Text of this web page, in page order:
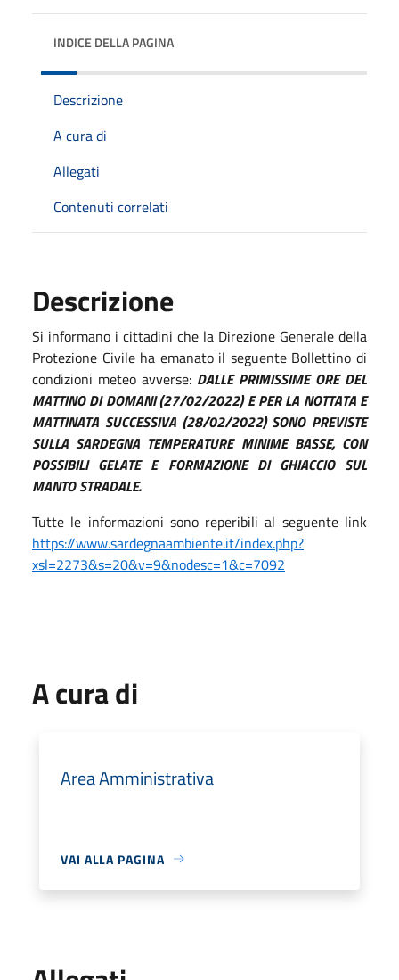
INDICE DELLA PAGINA
Descrizione
A cura di
Allegati
Contenuti correlati
Descrizione
Si informano i cittadini che la Direzione Generale della
Protezione Civile ha emanato il seguente Bollettino di
condizioni meteo avverse: DALLE PRIMISSIME ORE DEL
MATTINO DI DOMANI (27/02/2022) E PER LA NOTTATA E
MATTINATA SUCCESSIVA (28/02/2022) SONO PREVISTE
SULLA SARDEGNA TEMPERATURE MINIME BASSE, CON
POSSIBILI GELATE E FORMAZIONE DI GHIACCIO SUL
MANTO STRADALE.
Tutte le informazioni sono reperibili al seguente link
https://www.sardegnaambiente.it/index.php?
xsl=2273&s=20&v=9&nodesc=1&c=7092
A cura di
Area Amministrativa
VAI ALLA PAGINA